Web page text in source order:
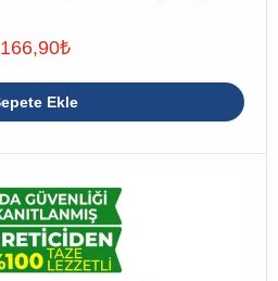
166,90₺
Ekle